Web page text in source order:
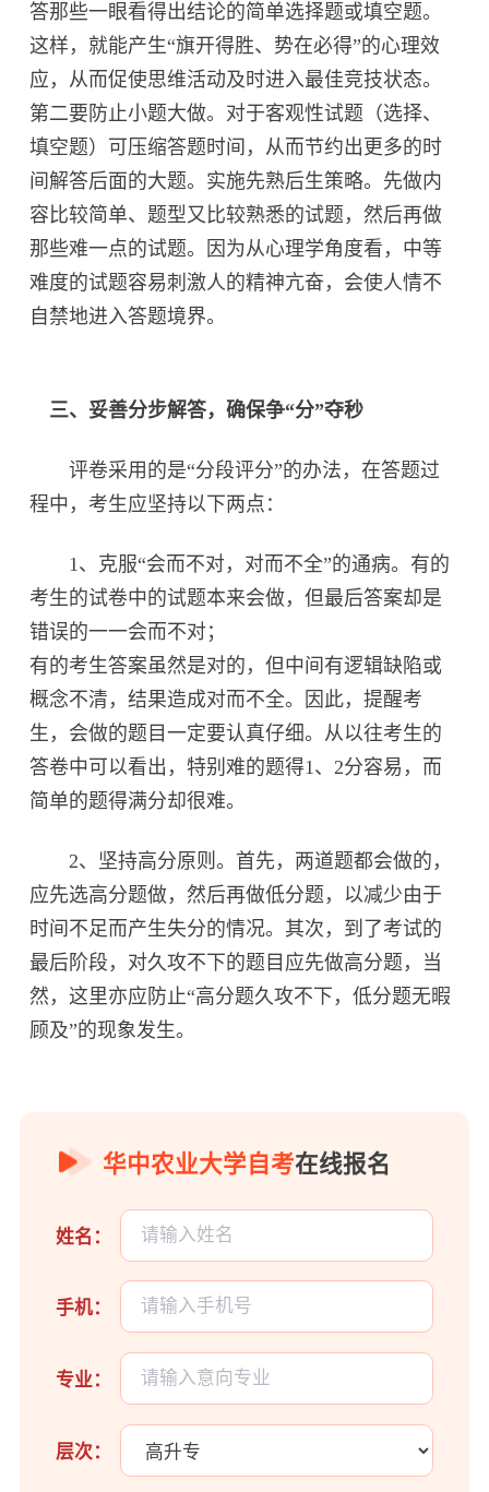
答那些一眼看得出结论的简单选择题或填空题。
这样，就能产生“旗开得胜、势在必得”的心理效
应，从而促使思维活动及时进入最佳竞技状态。
第二要防止小题大做。对于客观性试题（选择、
填空题）可压缩答题时间，从而节约出更多的时
间解答后面的大题。实施先熟后生策略。先做内
容比较简单、题型又比较熟悉的试题，然后再做
那些难一点的试题。因为从心理学角度看，中等
难度的试题容易刺激人的精神亢奋，会使人情不
自禁地进入答题境界。
三、妥善分步解答，确保争“分”夺秒
评卷采用的是“分段评分”的办法，在答题过
程中，考生应坚持以下两点：
1、克服“会而不对，对而不全”的通病。有的
考生的试卷中的试题本来会做，但最后答案却是
错误的一一会而不对；
有的考生答案虽然是对的，但中间有逻辑缺陷或
概念不清，结果造成对而不全。因此，提醒考
生，会做的题目一定要认真仔细。从以往考生的
答卷中可以看出，特别难的题得1、2分容易，而
简单的题得满分却很难。
2、坚持高分原则。首先，两道题都会做的，
应先选高分题做，然后再做低分题，以减少由于
时间不足而产生失分的情况。其次，到了考试的
最后阶段，对久攻不下的题目应先做高分题，当
然，这里亦应防止“高分题久攻不下，低分题无暇
顾及”的现象发生。
华中农业大学自考在线报名
姓名：
手机：
专业：
层次：